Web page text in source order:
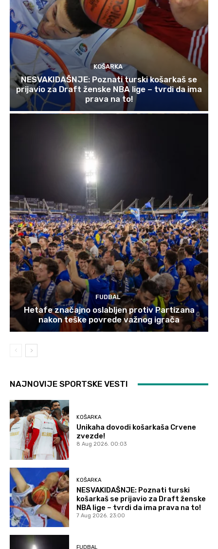
KOŠARKA
NESVAKIDAŠNJE: Poznati turski košarkaš se
prijavio za Draft ženske NBA lige – tvrdi da ima
prava na to!
FUDBAL
Hetafe značajno oslabljen protiv Partizana
nakon teške povrede važnog igrača
NAJNOVIJE SPORTSKE VESTI
KOŠARKA
Unikaha dovodi košarkaša Crvene
zvezde!
8 Aug 2026. 00:03
KOŠARKA
NESVAKIDAŠNJE: Poznati turski
košarkaš se prijavio za Draft ženske
NBA lige – tvrdi da ima prava na to!
7 Aug 2026. 23:00
FUDBAL